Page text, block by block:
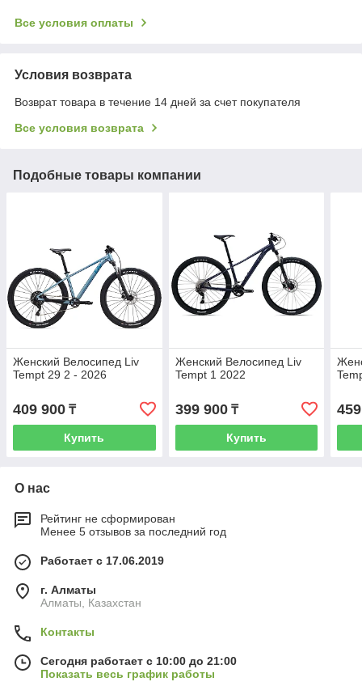
Все условия оплаты
Условия возврата
Возврат товара в течение 14 дней за счет покупателя
Все условия возврата
Подобные товары компании
Женский Велосипед Liv
Tempt 29 2 - 2026
409 900 ₸
Купить
Женский Велосипед Liv
Tempt 1 2022
399 900₸
Купить
О нас
Рейтинг не сформирован
Менее 5 отзывов за последний год
Работает с 17.06.2019
г. Алматы
Алматы, Казахстан
Контакты
Сегодня работает с 10:00 до 21:00
Показать весь график работы